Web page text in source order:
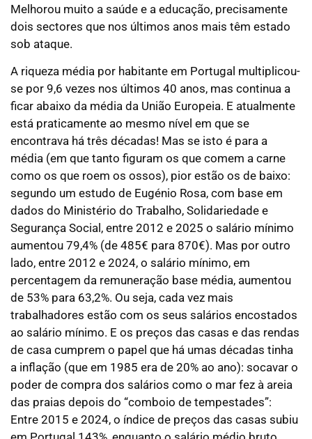
Melhorou muito a saúde e a educação, precisamente
dois sectores que nos últimos anos mais têm estado
sob ataque.
A riqueza média por habitante em Portugal multiplicou-
se por 9,6 vezes nos últimos 40 anos, mas continua a
ficar abaixo da média da União Europeia. E atualmente
está praticamente ao mesmo nível em que se
encontrava há três décadas! Mas se isto é para a
média (em que tanto figuram os que comem a carne
como os que roem os ossos), pior estão os de baixo:
segundo um estudo de Eugénio Rosa, com base em
dados do Ministério do Trabalho, Solidariedade e
Segurança Social, entre 2012 e 2025 o salário mínimo
aumentou 79,4% (de 485€ para 870€). Mas por outro
lado, entre 2012 e 2024, o salário mínimo, em
percentagem da remuneração base média, aumentou
de 53% para 63,2%. Ou seja, cada vez mais
trabalhadores estão com os seus salários encostados
ao salário mínimo. E os preços das casas e das rendas
de casa cumprem o papel que há umas décadas tinha
a inflação (que em 1985 era de 20% ao ano): socavar o
poder de compra dos salários como o mar fez à areia
das praias depois do “comboio de tempestades”:
Entre 2015 e 2024, o índice de preços das casas subiu